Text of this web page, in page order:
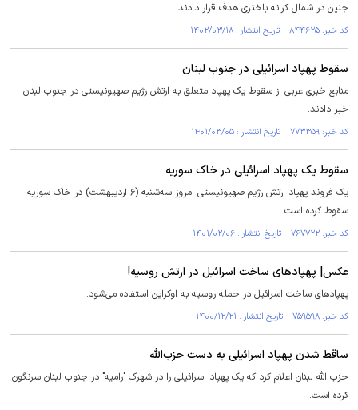
جنین در شمال کرانه باختری هدف قرار دادند.
کد خبر: ۸۴۴۶۲۵ تاریخ انتشار : ۱۴۰۲/۰۳/۱۸
سقوط پهپاد اسرائیلی در جنوب لبنان
منابع خبری عربی از سقوط یک پهپاد متعلق به ارتش رژیم صهیونیستی در جنوب لبنان
خبر دادند.
کد خبر: ۷۷۳۳۵۹ تاریخ انتشار : ۱۴۰۱/۰۳/۰۵
سقوط یک پهپاد اسرائیلی در خاک سوریه
یک فروند پهپاد ارتش رژیم صهیونیستی امروز سه‌شنبه (۶ اردیبهشت) در خاک سوریه
سقوط کرده است.
کد خبر: ۷۶۷۷۲۲ تاریخ انتشار : ۱۴۰۱/۰۲/۰۶
عکس| پهپاد‌های ساخت اسرائیل در ارتش روسیه!
پهپاد‌های ساخت اسرائیل در حمله روسیه به اوکراین استفاده می‌شود.
کد خبر: ۷۵۹۵۹۸ تاریخ انتشار : ۱۴۰۰/۱۲/۲۱
ساقط شدن پهپاد اسرائیلی به دست حزب‌الله
حزب الله لبنان اعلام کرد که یک پهپاد اسرائیلی را در شهرک "رامیه" در جنوب لبنان سرنگون
کرده است.